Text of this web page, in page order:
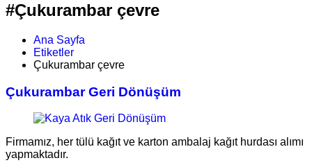
#Çukurambar çevre
Ana Sayfa
Etiketler
Çukurambar çevre
Çukurambar Geri Dönüşüm
Firmamız, her tülü kağıt ve karton ambalaj kağıt hurdası alımı
yapmaktadır.